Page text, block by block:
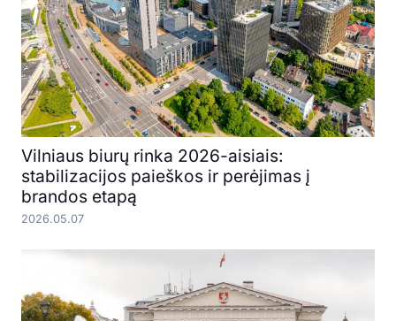
Vilniaus biurų rinka 2026-aisiais:
stabilizacijos paieškos ir perėjimas į
brandos etapą
2026.05.07